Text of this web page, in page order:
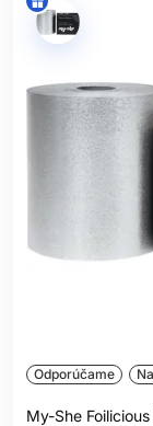
Aby sa predišlo
kožnej
pôsobiť. Ak sa
podráždenie,
nepoužívajte.
máte
pokožku hlavy,
henou.
BEZPEČNOSTNÉ
Odporúčame
My-She